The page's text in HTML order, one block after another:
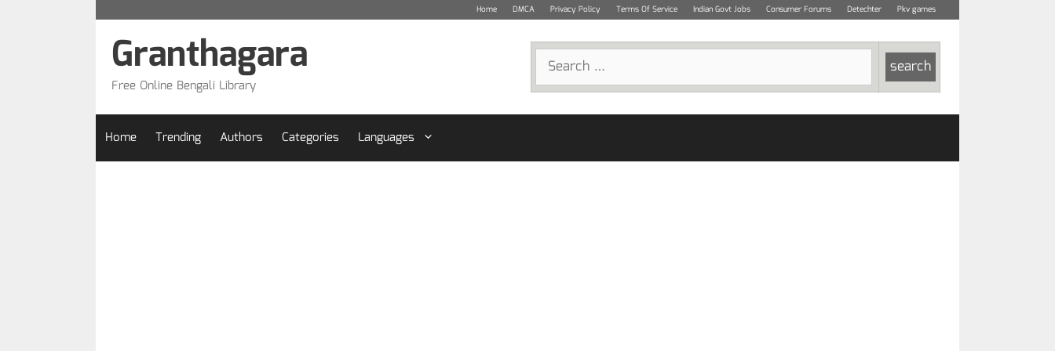
Home DMCA Privacy Policy Terms Of Service Indian Govt Jobs Consumer Forums Detechter Pkv games
Search
for:
Granthagara
Free Online Bengali Library
Home Trending Authors Categories Languages